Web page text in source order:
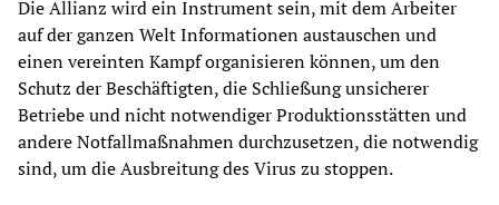
Die Allianz wird ein Instrument sein, mit dem Arbeiter
auf der ganzen Welt Informationen austauschen und
einen vereinten Kampf organisieren können, um den
Schutz der Beschäftigten, die Schließung unsicherer
Betriebe und nicht notwendiger Produktionsstätten und
andere Notfallmaßnahmen durchzusetzen, die notwendig
sind, um die Ausbreitung des Virus zu stoppen.